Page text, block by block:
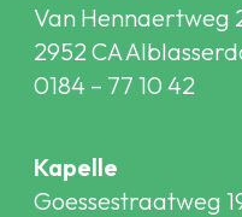
Van Hennaertweg
2952 CA
0184 – 77 10 42
Kapelle
Goessestraatweg